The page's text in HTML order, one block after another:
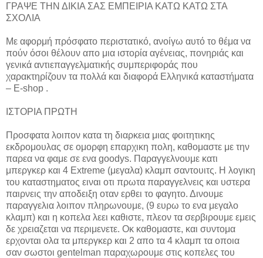
ΓΡΑΨΕ ΤΗΝ ΔΙΚΙΑ ΣΑΣ ΕΜΠΕΙΡΙΑ ΚΑΤΩ ΚΑΤΩ ΣΤΑ
ΣΧΟΛΙΑ
Με αφορμή πρόσφατο περιστατικό, ανοίγω αυτό το θέμα να
πούν όσοι θέλουν απο μια ιστορία αγένειας, πονηριάς και
γενικά αντιεπαγγελματικής συμπεριφοράς που
χαρακτηρίζουν τα πολλά και διαφορά Ελληνικά καταστήματα
– E-shop .
ΙΣΤΟΡΙΑ ΠΡΩΤΗ
Προσφατα λοιπον κατα τη διαρκεια μιας φοιτητικης
εκδρομουλας σε ομορφη επαρχικη πολη, καθομαστε με την
παρεα να φαμε σε ενα goodys. Παραγγελνουμε κατι
μπεργκερ και 4 Extreme (μεγαλα) κλαμπ σαντουιτς. Η λογικη
του καταστηματος ειναι οτι πρωτα παραγγελνεις και υστερα
παιρνεις την αποδειξη οταν ερθει το φαγητο. Δινουμε
παραγγελια λοιπον πληρωνουμε, (9 ευρω το ενα μεγαλο
κλαμπ) και η κοπελα λεει καθιστε, πλεον τα σερβιρουμε εμεις
δε χρειαζεται να περιμενετε. Οκ καθομαστε, και συντομα
ερχονται ολα τα μπεργκερ και 2 απο τα 4 κλαμπ τα οποια
σαν σωστοι gentelman παραχωρουμε στις κοπελες του